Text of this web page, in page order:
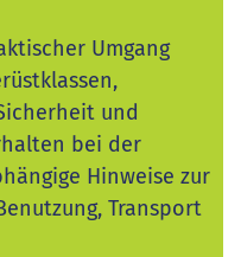
Umgang
und
bei der
Hinweise zur
Transport